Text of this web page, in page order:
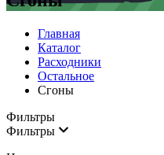
Главная
Каталог
Расходники
Остальное
Сгоны
Фильтры
Фильтры